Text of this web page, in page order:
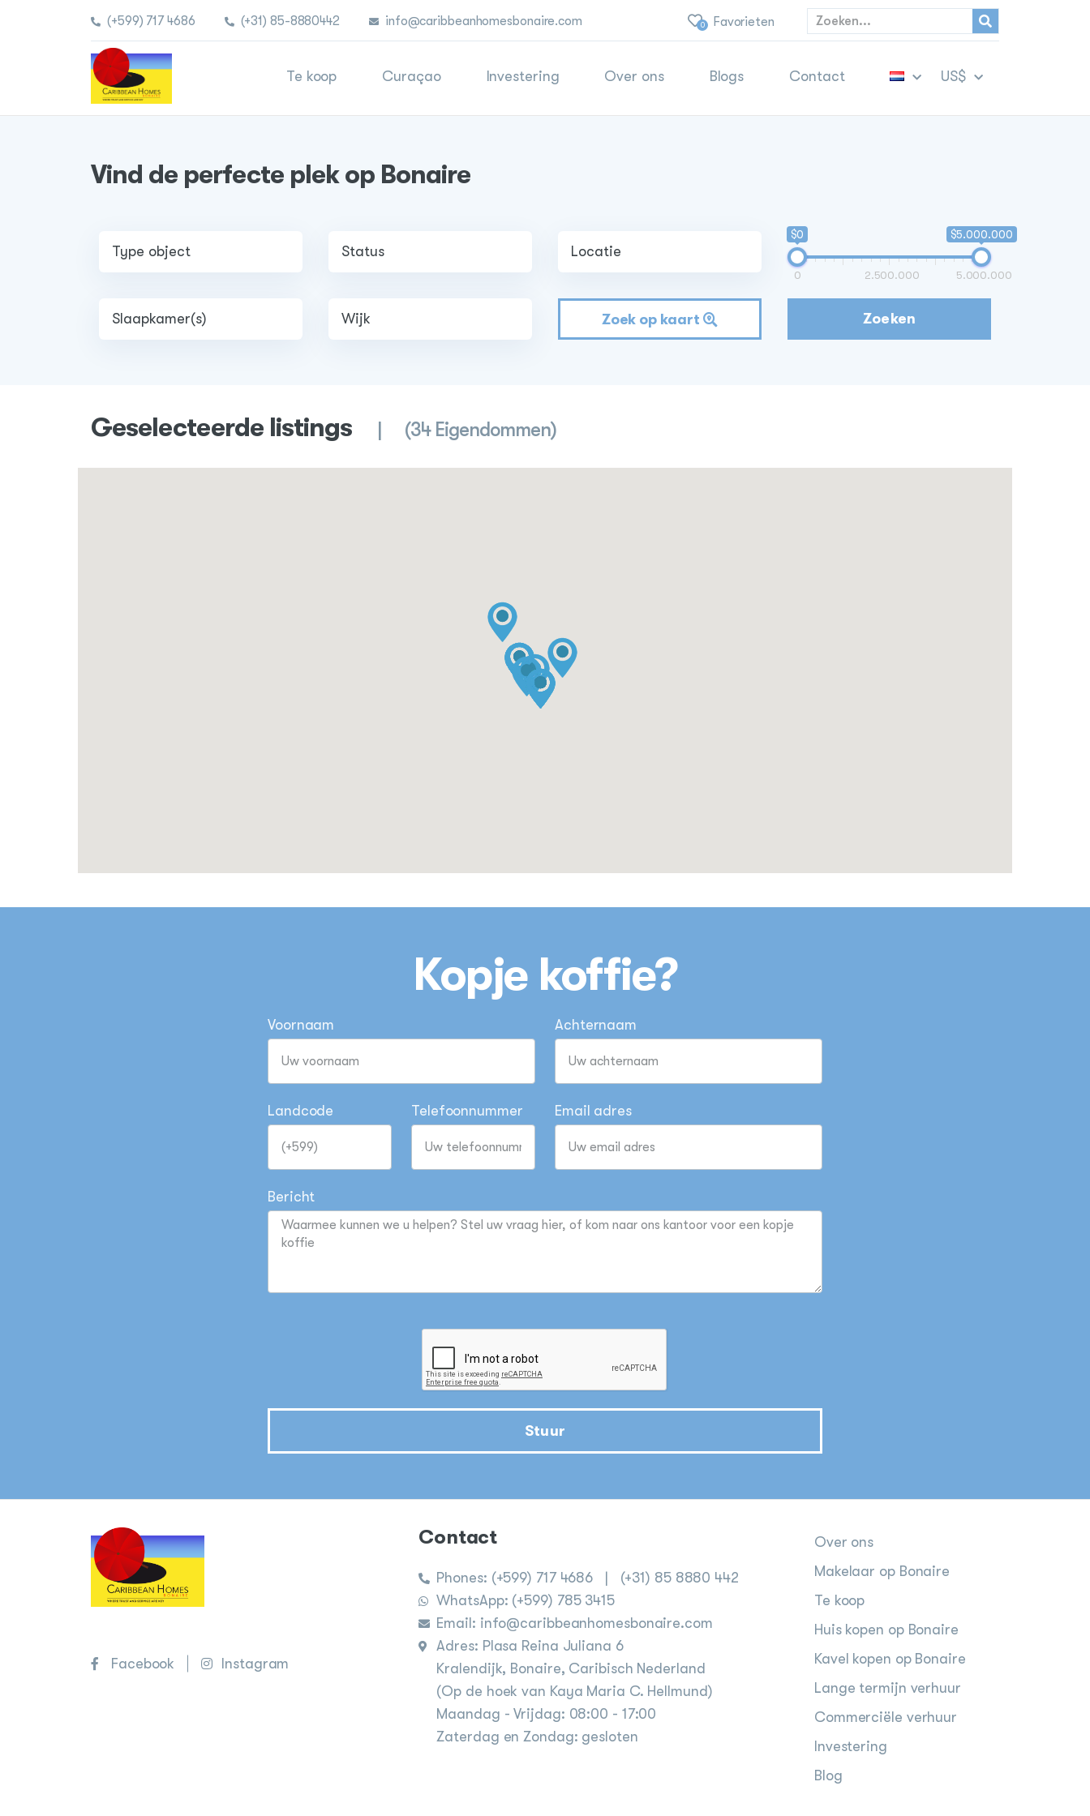
(+599) 717 4686 (+31) 85-8880442 info@caribbeanhomesbonaire.com 0 Favorieten
Te koop Curaçao Investering Over ons Blogs Contact US$
Vind de perfecte plek op Bonaire
$0 $5.000.000
0 2.500.000 5.000.000
Zoek op kaart Zoeken
Geselecteerde listings (34 Eigendommen)
Kopje koffie?
Voornaam Achternaam
Landcode Telefoonnummer Email adres
Bericht
Stuur
Facebook Instagram
Contact
Phones: (+599) 717 4686
(+31) 85 8880 442
WhatsApp: (+599) 785 3415
Email: info@caribbeanhomesbonaire.com
Adres: Plasa Reina Juliana 6
Kralendijk, Bonaire, Caribisch Nederland
(Op de hoek van Kaya Maria C. Hellmund)
Maandag - Vrijdag: 08:00 - 17:00
Zaterdag en Zondag: gesloten
Over ons
Makelaar op Bonaire
Te koop
Huis kopen op Bonaire
Kavel kopen op Bonaire
Lange termijn verhuur
Commerciële verhuur
Investering
Blog